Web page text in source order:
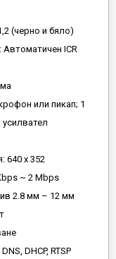
(черно и бяло)
ICR
или пикап; 1
640 x 352
~ 2 Mbps
2.8 мм – 12 мм
DHCP, RTSP